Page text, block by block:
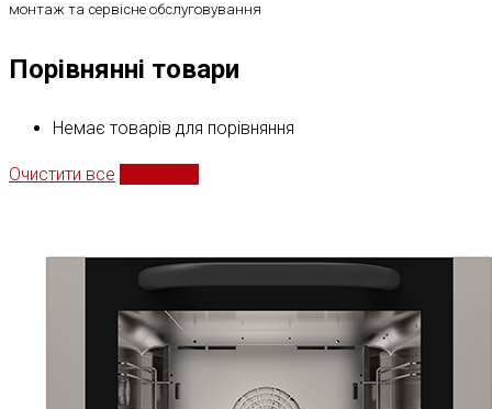
монтаж та сервісне обслуговування
Порівнянні товари
Немає товарів для порівняння
Очистити все